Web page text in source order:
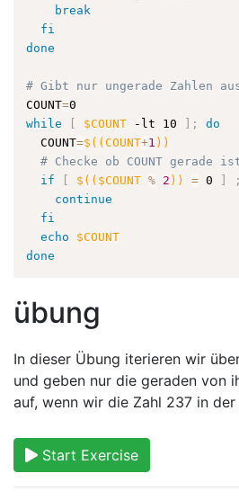
break
fi
done
# Gibt nur ungerade Zahlen
COUNT=
while
$COUNT -lt 10 ;
do
  COUNT
=$((COUNT+1 ))
# Checke ob COUNT gerade
if
$(( $COUNT % 2 )) = 0 ;
continue
fi
echo
$COUNT
done
übung
In dieser Übung iterieren wir
und geben nur die geraden von
auf, wenn wir die Zahl 237 in
Start Exercise